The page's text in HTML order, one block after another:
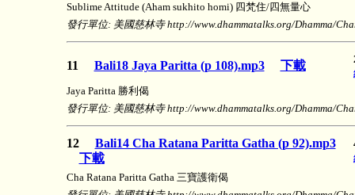
Sublime Attitude (Aham sukhito homi) 四梵住/四無量心
發行單位: 美國慈林寺 http://www.dhammatalks.org/Dhamma/
11 Bali18 Jaya Paritta (p 108).mp3 下載
Jaya Paritta 勝利偈
發行單位: 美國慈林寺 http://www.dhammatalks.org/Dhamma/
12 Bali14 Cha Ratana Paritta Gatha (p 92).mp3
下載
Cha Ratana Paritta Gatha 三寶護衛偈